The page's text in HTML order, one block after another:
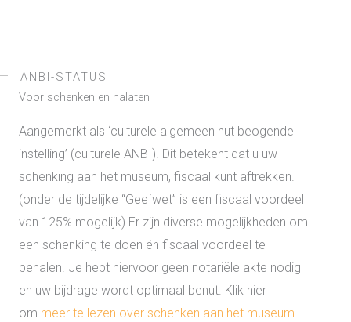
ANBI-STATUS
Voor schenken en nalaten
Aangemerkt als ‘culturele algemeen nut beogende
instelling’ (culturele ANBI). Dit betekent dat u uw
schenking aan het museum, fiscaal kunt aftrekken.
(onder de tijdelijke “Geefwet” is een fiscaal voordeel
van 125% mogelijk) Er zijn diverse mogelijkheden om
een schenking te doen én fiscaal voordeel te
behalen. Je hebt hiervoor geen notariële akte nodig
en uw bijdrage wordt optimaal benut. Klik hier
om meer te lezen over schenken aan het museum.